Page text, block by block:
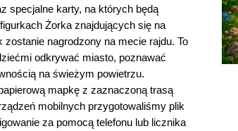
specjalne karty, na których będą
Żorka znajdujących się na
nagrodzony na mecie rajdu. To
odkrywać miasto, poznawać
na świeżym powietrzu.
mapkę z zaznaczoną trasą
mobilnych przygotowaliśmy plik
za pomocą telefonu lub licznika